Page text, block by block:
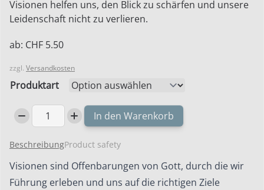
Visionen helfen uns, den Blick zu schärfen und unsere
Leidenschaft nicht zu verlieren.
ab: CHF 5.50
zzgl. Versandkosten
Produktart
Schärfe
Blick
Menge
In den Warenkorb
BeschreibungProduct safety
Visionen sind Offenbarungen von Gott, durch die wir
Führung erleben und uns auf die richtigen Ziele